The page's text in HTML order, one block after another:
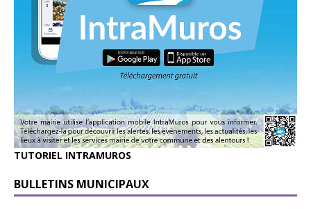
TUTORIEL INTRAMUROS
BULLETINS MUNICIPAUX